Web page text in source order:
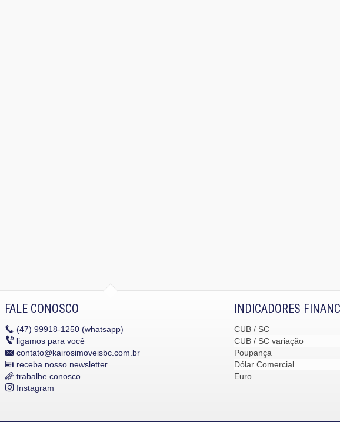
FALE CONOSCO
(47) 99918-1250 (whatsapp)
ligamos para você
contato@kairosimoveisbc.com.br
receba nosso newsletter
trabalhe conosco
Instagram
INDICADORES
CUB / SC
CUB / SC variação
Poupança
Dólar Comercial
Euro